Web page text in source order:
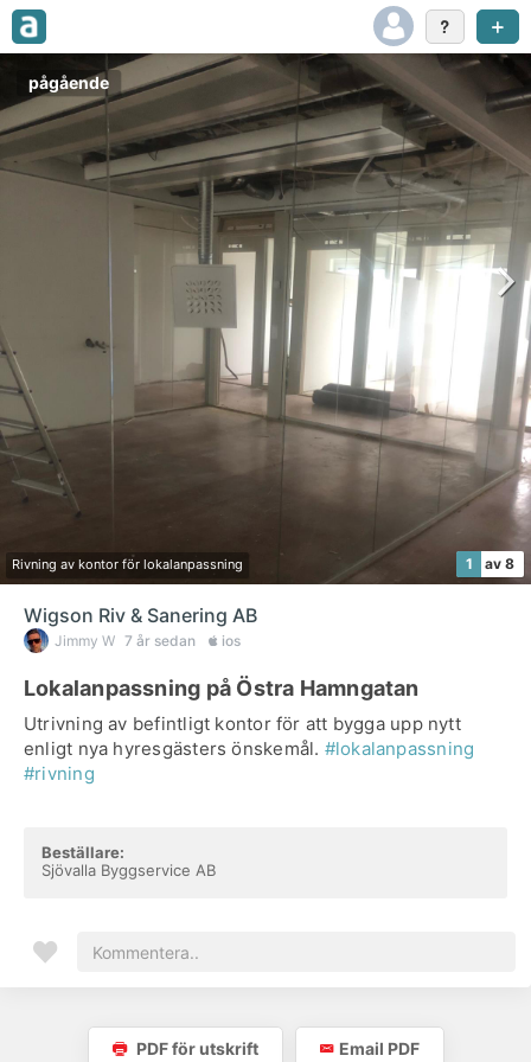
pågående
Rivning av kontor för lokalanpassning 1 av 8
Wigson Riv & Sanering AB
Jimmy W 7 år sedan ios
Lokalanpassning på Östra Hamngatan
Utrivning av befintligt kontor för att bygga upp nytt
enligt nya hyresgästers önskemål. #lokalanpassning
#rivning
Beställare:
Sjövalla Byggservice AB
PDF för utskrift Email PDF